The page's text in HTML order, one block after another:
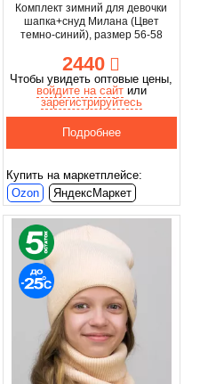
Комплект зимний для девочки
шапка+снуд Милана (Цвет
темно-синий), размер 56-58
2440
Чтобы увидеть оптовые цены,
войдите на сайтили
зарегистрируйтесь
Подробнее
Купить на маркетплейсе:
Ozon
ЯндексМаркет